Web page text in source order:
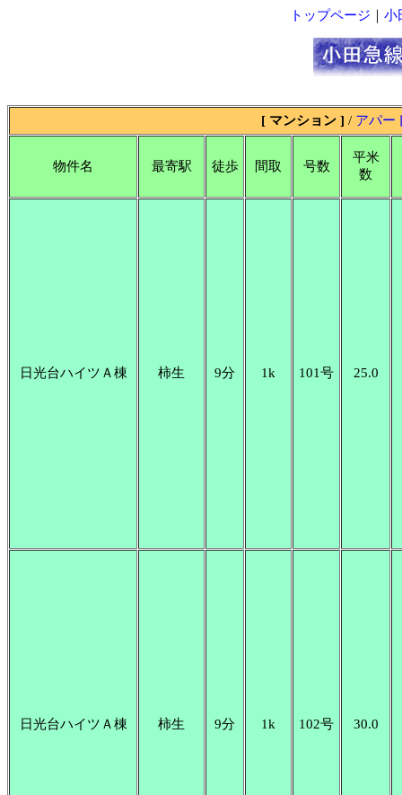
トップページ 小
[ マンション ] / アパー
物件名 最寄駅 徒歩 間取 号数
平米
数
日光台ハイツＡ棟 柿生 9分 1k 101号 25.0
日光台ハイツＡ棟 柿生 9分 1k 102号 30.0